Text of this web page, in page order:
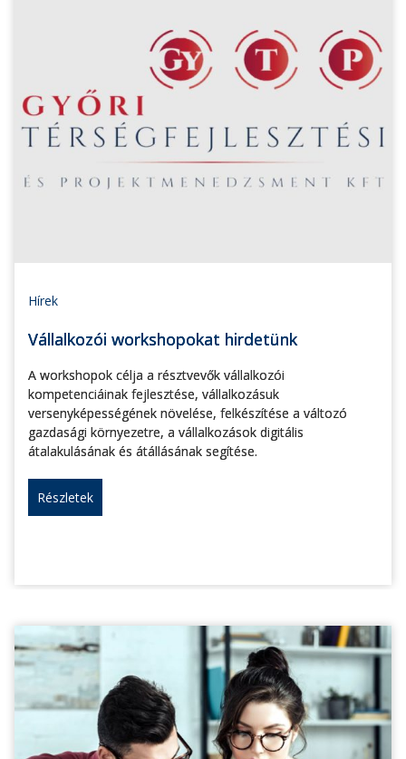
Hírek
Vállalkozói workshopokat hirdetünk
A workshopok célja a résztvevők vállalkozói
kompetenciáinak fejlesztése, vállalkozásuk
versenyképességének növelése, felkészítése a változó
gazdasági környezetre, a vállalkozások digitális
átalakulásának és átállásának segítése.
Részletek